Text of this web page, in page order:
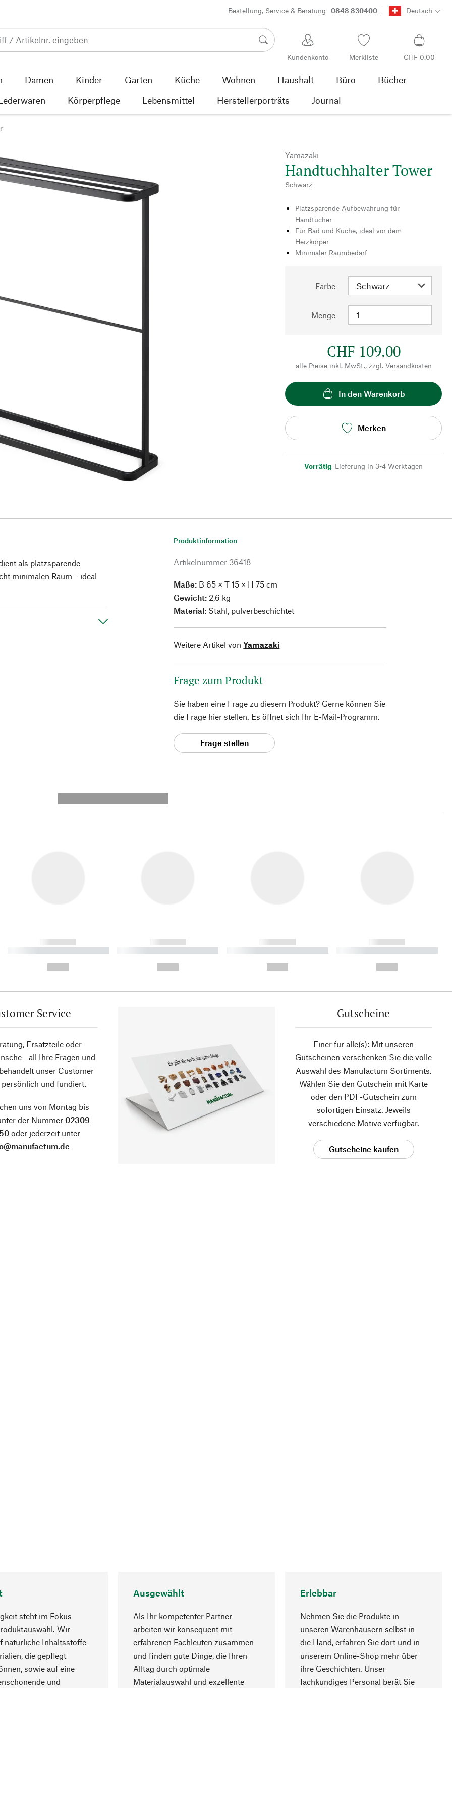
Bestellung, Service & Beratung 0848 830400 Deutsch
Kundenkonto Merkliste CHF 0.00
Damen Kinder Garten Küche Wohnen Haushalt Büro
Bücher
Körperpflege Lebensmittel Herstellerporträts Journal
Yamazaki
Handtuchhalter Tower
Schwarz
Platzsparende Aufbewahrung für
Handtücher
Für Bad und Küche, ideal vor dem
Heizkörper
Minimaler Raumbedarf
Farbe
Menge
CHF 109.00
alle Preise inkl. MwSt., zzgl. Versandkosten
In den Warenkorb
Merken
Vorrätig, Lieferung in 3-4 Werktagen
als platzsparende
minimalen Raum – ideal
Produktinformation
Artikelnummer 36418
Maße: B 65 × T 15 × H 75 cm
Gewicht: 2,6 kg
Material: Stahl, pulverbeschichtet
Weitere Artikel von Yamazaki
Frage zum Produkt
Sie haben eine Frage zu diesem Produkt? Gerne können Sie
die Frage hier stellen. Es öffnet sich Ihr E-Mail-Programm.
Frage stellen
------------
----------- ----------- ----------
------------
----------- ----------- ----------
------------
----------- ----------- ----------
------------
----------- ----------- ----------
Service
Ersatzteile oder
- all Ihre Fragen und
unser Customer
persönlich und fundiert.
uns von Montag bis
der Nummer 02309
oder jederzeit unter
Gutscheine
Einer für alle(s): Mit unseren
Gutscheinen verschenken Sie die volle
Auswahl des Manufactum Sortiments.
Wählen Sie den Gutschein mit Karte
oder den PDF-Gutschein zum
sofortigen Einsatz. Jeweils
verschiedene Motive verfügbar.
Gutscheine kaufen
steht im Fokus
Wir
natürliche Inhaltsstoffe
die gepflegt
sowie auf eine
und
Ausgewählt
Als Ihr kompetenter Partner
arbeiten wir konsequent mit
erfahrenen Fachleuten zusammen
und finden gute Dinge, die Ihren
Alltag durch optimale
Materialauswahl und exzellente
Erlebbar
Nehmen Sie die Produkte in
unseren Warenhäusern selbst in
die Hand, erfahren Sie dort und in
unserem Online-Shop mehr über
ihre Geschichten. Unser
fachkundiges Personal berät Sie